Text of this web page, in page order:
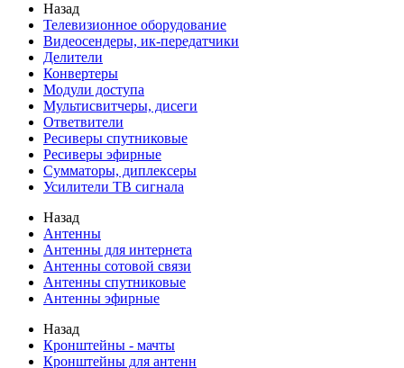
Назад
Телевизионное оборудование
Видеосендеры, ик-передатчики
Делители
Конвертеры
Модули доступа
Мультисвитчеры, дисеги
Ответвители
Ресиверы спутниковые
Ресиверы эфирные
Сумматоры, диплексеры
Усилители ТВ сигнала
Назад
Антенны
Антенны для интернета
Антенны сотовой связи
Антенны спутниковые
Антенны эфирные
Назад
Кронштейны - мачты
Кронштейны для антенн